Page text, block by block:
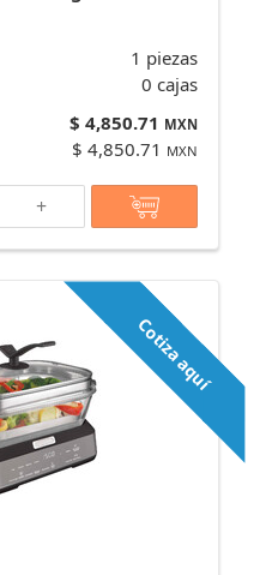
1 piezas
0 cajas
$ 4,850.71 MXN
$ 4,850.71 MXN
+
Cotiza aquí